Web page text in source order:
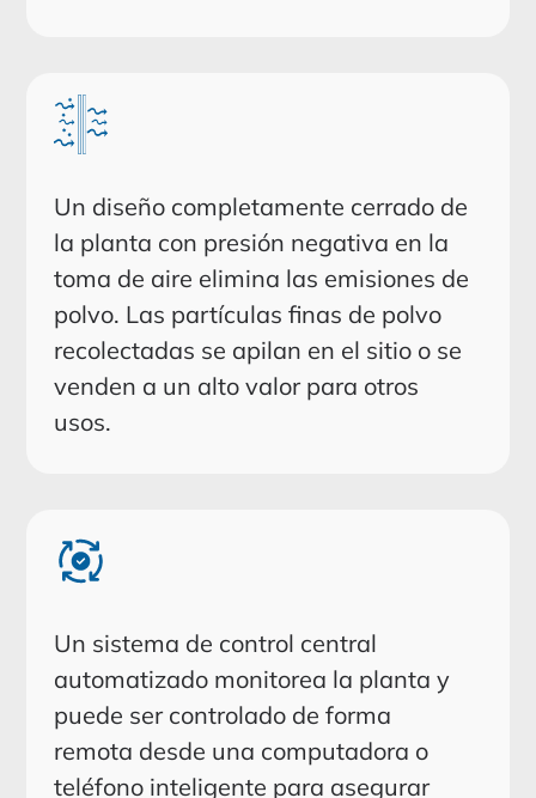
Un diseño completamente cerrado de
la planta con presión negativa en la
toma de aire elimina las emisiones de
polvo. Las partículas finas de polvo
recolectadas se apilan en el sitio o se
venden a un alto valor para otros
usos.
Un sistema de control central
automatizado monitorea la planta y
puede ser controlado de forma
remota desde una computadora o
teléfono inteligente para asegurar